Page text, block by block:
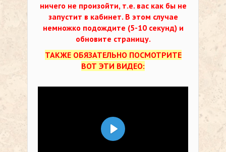
ничего не произойти, т.е. вас как бы не
запустит в кабинет. В этом случае
немножко подождите (5-10 секунд) и
обновите страницу.
ТАКЖЕ ОБЯЗАТЕЛЬНО ПОСМОТРИТЕ
ВОТ ЭТИ ВИДЕО:
Воспроизвести